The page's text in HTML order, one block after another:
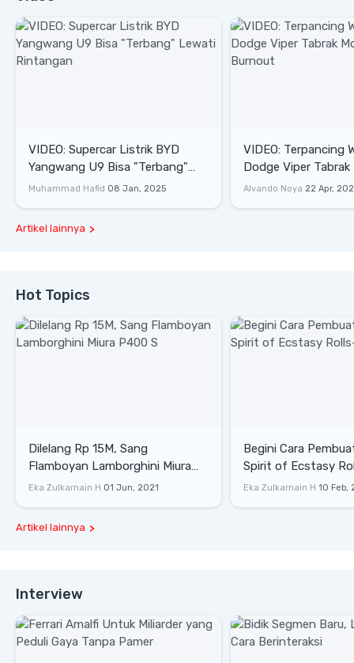
VIDEO: Supercar Listrik BYD
Yangwang U9 Bisa "Terbang"
Lewati Rintangan
Muhammad Hafid 08 Jan, 2025
VIDEO: Terpancing
Dodge Viper Tabrak
Saat Burnout
Alvando Noya 22 Apr,
Artikel lainnya
Hot Topics
Dilelang Rp 15M, Sang
Flamboyan Lamborghini Miura
P400 S
Eka Zulkarnain H 01 Jun, 2021
Begini Cara
Spirit of Ecstasy
Eka Zulkarnain H 10 Feb,
Artikel lainnya
Interview